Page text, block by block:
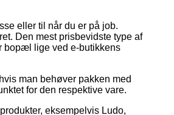
eller til når du er på job.
Den mest prisbevidste type af
bopæl lige ved e-butikkens
man behøver pakken med
for den respektive vare.
eksempelvis Ludo,